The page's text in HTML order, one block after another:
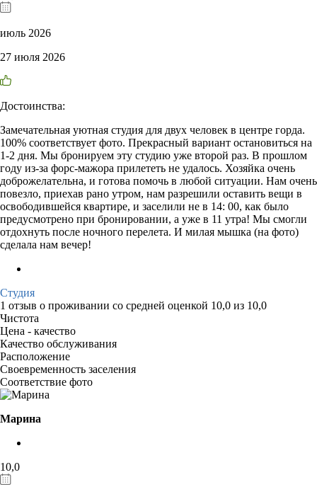
июль 2026
27 июля 2026
Достоинства:
Замечательная уютная студия для двух человек в центре горда.
100% соответствует фото. Прекрасный вариант остановиться на
1-2 дня. Мы бронируем эту студию уже второй раз. В прошлом
году из-за форс-мажора прилететь не удалось. Хозяйка очень
доброжелательна, и готова помочь в любой ситуации. Нам очень
повезло, приехав рано утром, нам разрешили оставить вещи в
освободившейся квартире, и заселили не в 14: 00, как было
предусмотрено при бронировании, а уже в 11 утра! Мы смогли
отдохнуть после ночного перелета. И милая мышка (на фото)
сделала нам вечер!
Студия
1 отзыв о проживании со средней оценкой 10,0 из 10,0
Чистота
Цена - качество
Качество обслуживания
Расположение
Своевременность заселения
Соответствие фото
Марина
10,0